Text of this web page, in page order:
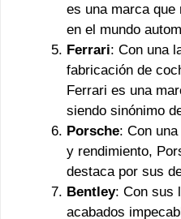
es una marca que
en el mundo
Ferrari: Con una
fabricación de
Ferrari es una
siendo sinónimo
Porsche: Con
y rendimiento,
destaca por sus
Bentley: Con sus
acabados